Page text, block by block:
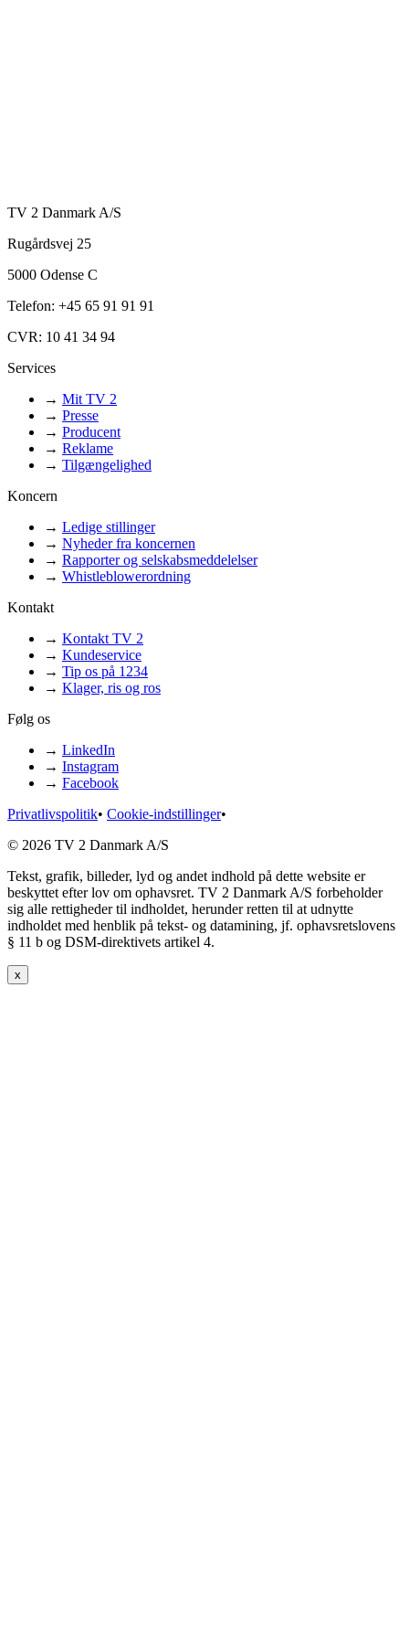
TV 2 Danmark A/S
Rugårdsvej 25
5000 Odense C
Telefon: +45 65 91 91 91
CVR: 10 41 34 94
Services
→ Mit TV 2
→ Presse
→ Producent
→ Reklame
→ Tilgængelighed
Koncern
→ Ledige stillinger
→ Nyheder fra koncernen
→ Rapporter og selskabsmeddelelser
→ Whistleblowerordning
Kontakt
→ Kontakt TV 2
→ Kundeservice
→ Tip os på 1234
→ Klager, ris og ros
Følg os
→ LinkedIn
→ Instagram
→ Facebook
Privatlivspolitik• Cookie-indstillinger•
© 2026 TV 2 Danmark A/S
Tekst, grafik, billeder, lyd og andet indhold på dette website er
beskyttet efter lov om ophavsret. TV 2 Danmark A/S forbeholder
sig alle rettigheder til indholdet, herunder retten til at udnytte
indholdet med henblik på tekst- og datamining, jf. ophavsretslovens
§ 11 b og DSM-direktivets artikel 4.
x